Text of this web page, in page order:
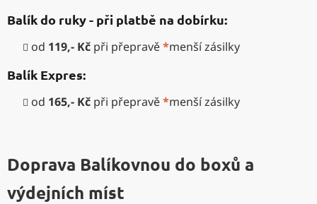
Balík do ruky - při platbě na dobírku:
od 119,- Kč při přepravě*menší zásilky
Balík Expres:
od 165,- Kč při přepravě*menší zásilky
Doprava Balíkovnou do boxů a
výdejních míst